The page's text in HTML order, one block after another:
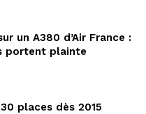
un A380 d’Air France :
portent plainte
places dès 2015